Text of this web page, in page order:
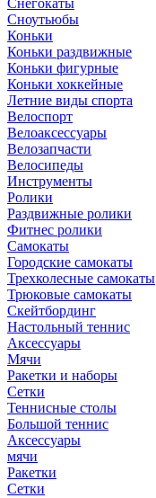
Снегокаты
Сноутьюбы
Коньки
Коньки раздвижные
Коньки фигурные
Коньки хоккейные
Летние виды спорта
Велоспорт
Велоаксессуары
Велозапчасти
Велосипеды
Инструменты
Ролики
Раздвижные ролики
Фитнес ролики
Самокаты
Городские самокаты
Трехколесные самокаты
Трюковые самокаты
Скейтбординг
Настольный теннис
Аксессуары
Мячи
Ракетки и наборы
Сетки
Теннисные столы
Большой теннис
Аксессуары
мячи
Ракетки
Сетки